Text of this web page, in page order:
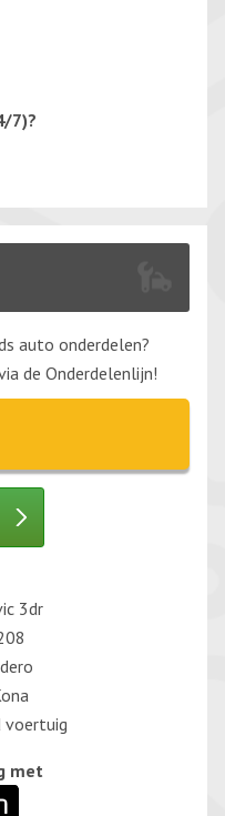
7)?
auto onderdelen?
de Onderdelenlijn!
3dr
voertuig
met